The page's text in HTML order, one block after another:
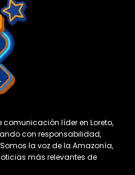
comunicación líder en Loreto,
con responsabilidad,
la voz de la Amazonía,
más relevantes de